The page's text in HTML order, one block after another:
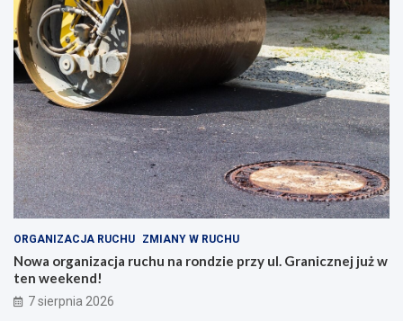
ORGANIZACJA RUCHU ZMIANY W RUCHU
Nowa organizacja ruchu na rondzie przy ul. Granicznej już w
ten weekend!
7 sierpnia 2026